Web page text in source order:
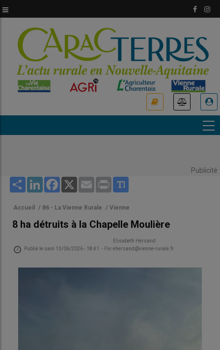
au
principal
Publicité
Share LinkedInFacebook
X Email Print
Accueil / 86 - La Vienne Rurale / Vienne
8 ha détruits à la Chapelle Moulière
Publié le sam 13/06/2026 - 18:41 - Par
Elisabeth Hersand
ehersand@vienne-rurale.fr